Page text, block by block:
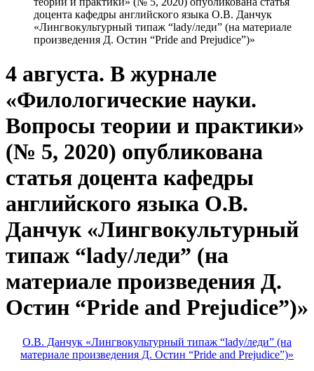
доцента кафедры английского языка О.В. Данчук
«Лингвокультурный типаж “lady/леди” (на материале
произведения Д. Остин “Pride and Prejudice”)»
4 августа. В журнале
«Филологические науки.
Вопросы теории и практики»
(№ 5, 2020) опубликована
статья доцента кафедры
английского языка О.В.
Данчук «Лингвокультурный
типаж “lady/леди” (на
материале произведения Д.
Остин “Pride and Prejudice”)»
О.В. Данчук «Лингвокультурный типаж “lady/леди” (на
материале произведения Д. Остин “Pride and Prejudice”)»